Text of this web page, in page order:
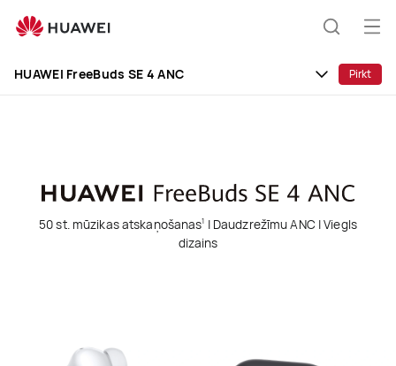
FreeBuds
HUAWEI FreeBuds SE 4 ANC Pirkt
50 st. mūzikas atskaņošanas1 | Daudzrežīmu ANC | Viegls
dizains